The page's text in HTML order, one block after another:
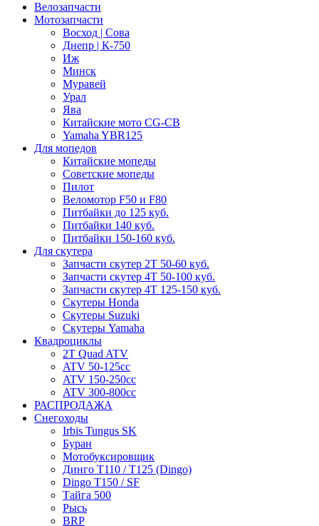
Велозапчасти
Мотозапчасти
Восход | Сова
Днепр | К-750
Иж
Минск
Муравей
Урал
Ява
Китайские мото CG-CB
Yamaha YBR125
Для мопедов
Китайские мопеды
Советские мопеды
Пилот
Веломотор F50 и F80
Питбайки до 125 куб.
Питбайки 140 куб.
Питбайки 150-160 куб.
Для скутера
Запчасти скутер 2Т 50-60 куб.
Запчасти скутер 4Т 50-100 куб.
Запчасти скутер 4Т 125-150 куб.
Скутеры Honda
Скутеры Suzuki
Скутеры Yamaha
Квадроциклы
2T Quad ATV
ATV 50-125cc
ATV 150-250cc
ATV 300-800cc
РАСПРОДАЖА
Снегоходы
Irbis Tungus SK
Буран
Мотобуксировщик
Динго T110 / T125 (Dingo)
Dingo T150 / SF
Тайга 500
Рысь
BRP